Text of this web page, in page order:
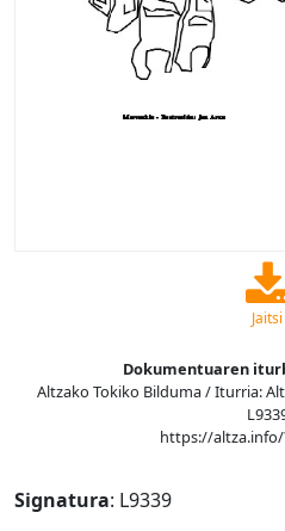
Jaitsi
Dokumentuaren
Altzako Tokiko Bilduma / Iturria:
https://altza.info/
Signatura: L9339